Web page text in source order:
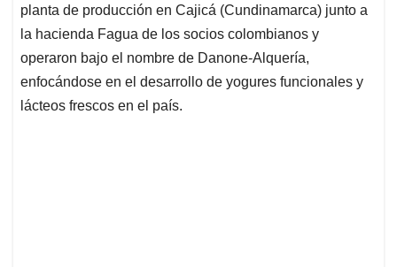
planta de producción en Cajicá (Cundinamarca) junto a
la hacienda Fagua de los socios colombianos y
operaron bajo el nombre de Danone-Alquería,
enfocándose en el desarrollo de yogures funcionales y
lácteos frescos en el país.